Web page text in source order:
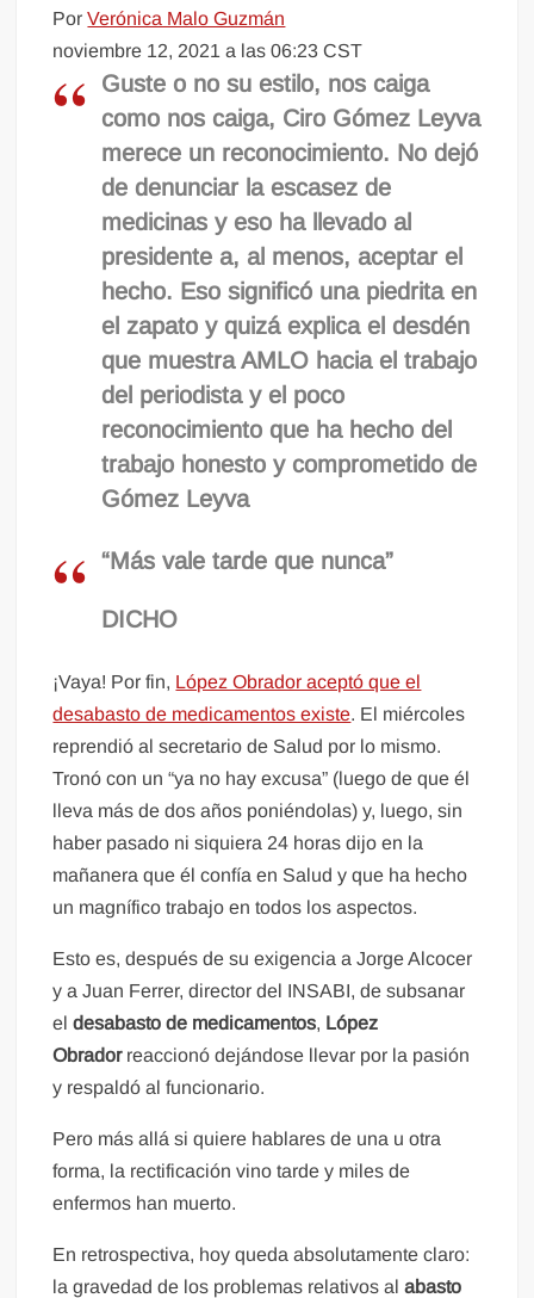
PorVerónica Malo Guzmán
noviembre 12, 2021 a las 06:23 CST
Guste o no su estilo, nos caiga
como nos caiga, Ciro Gómez Leyva
merece un reconocimiento. No dejó
de denunciar la escasez de
medicinas y eso ha llevado al
presidente a, al menos, aceptar el
hecho. Eso significó una piedrita en
el zapato y quizá explica el desdén
que muestra AMLO hacia el trabajo
del periodista y el poco
reconocimiento que ha hecho del
trabajo honesto y comprometido de
Gómez Leyva
“Más vale tarde que nunca”
DICHO
¡Vaya! Por fin, López Obrador aceptó que el
desabasto de medicamentos existe. El miércoles
reprendió al secretario de Salud por lo mismo.
Tronó con un “ya no hay excusa” (luego de que él
lleva más de dos años poniéndolas) y, luego, sin
haber pasado ni siquiera 24 horas dijo en la
mañanera que él confía en Salud y que ha hecho
un magnífico trabajo en todos los aspectos.
Esto es, después de su exigencia a Jorge Alcocer
y a Juan Ferrer, director del INSABI, de subsanar
eldesabasto de medicamentos, López
Obradorreaccionó dejándose llevar por la pasión
y respaldó al funcionario.
Pero más allá si quiere hablares de una u otra
forma, la rectificación vino tarde y miles de
enfermos han muerto.
En retrospectiva, hoy queda absolutamente claro:
la gravedad de los problemas relativos alabasto